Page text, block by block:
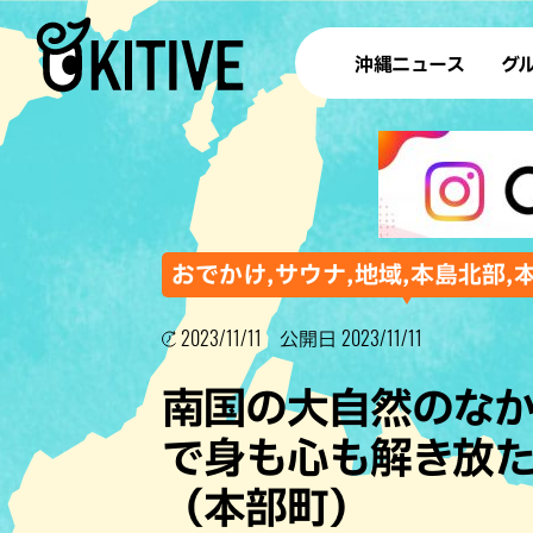
沖縄ニュース グ
ラ
テイ
すし
沖
ステー
その他
おでかけ,サウナ,地域,本島北部,
2023/11/11 公開日 2023/11/11
南国の大自然のな
で身も心も解き放
（本部町）